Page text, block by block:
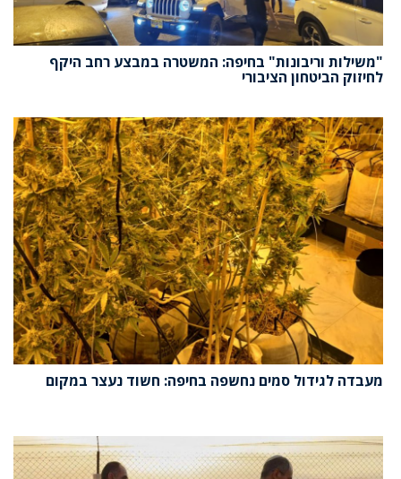
"משילות וריבונות" בחיפה: המשטרה במבצע רחב היקף
לחיזוק הביטחון הציבורי
מעבדה לגידול סמים נחשפה בחיפה: חשוד נעצר במקום